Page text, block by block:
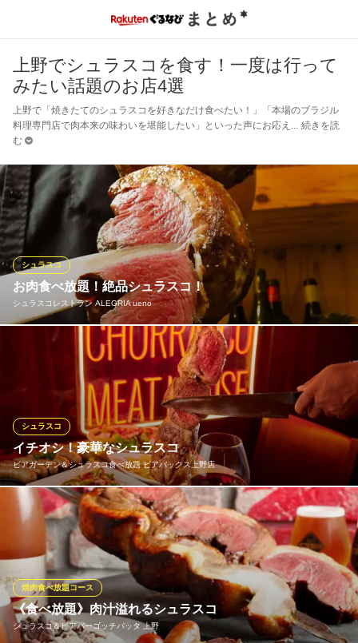
上野でシュラスコを食す！一度は行って
みたい話題のお店4選
上野で「焼きたてのシュラスコを好きなだけ食べたい！」「本場のブラジル
料理専門店で肉本来の味わいを堪能したい」といった声にお応え
続きを読
む
お肉食べ放題！絶品シュラスコ！
シュラスコレストラン ALEGRIA ueno
シュラスコ
がっつり肉を食べるならシュラスコ！新しい焼肉の形、楽しさが
ここにはある！希少部位イチボやランプ、ステーキでお馴染み牛
肩ロースの塊肉が目の前に！焼きたて切り立てのお肉を心ゆくま
でご堪能ください！
シュラスコレストラン ALEGRIA ueno
シュラスコレストラン
ＪＲ上野駅 徒歩4分
東京都台東区上野2-12-16 池之端スカイビル4F
イチオシ！豪華なシュラスコ
ビアガーデン＆シュラスコ食べ放題 ビアバックス上野店
シュラスコ
もちろん！目の前カットの豪快演出あり！シュラスケーロ（シュ
ラスコ職人）がじっくり焼き上げ、当店の一番おいしい焼きたて
の状態でお客様のテーブルまでお持ちし、目の前で豪快にカット
します！
ビアガーデン＆シュラスコ食べ放題 ビアバックス上野店
シュラスコ食べ放題
都営大江戸線上野御徒町駅 徒歩2分
《食べ放題》肉汁溢れるシュラスコ
シュラスコ＆ビアバーゴッチバッタ 上野
焼肉食べ放題コース